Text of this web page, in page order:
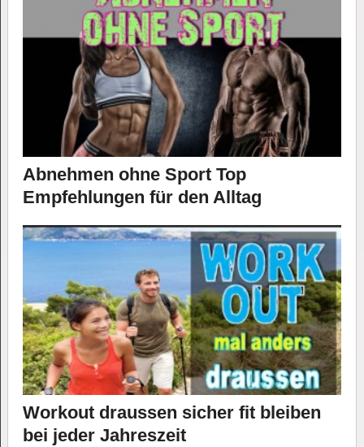
Abnehmen ohne Sport Top
Empfehlungen für den Alltag
Workout draussen sicher fit bleiben
bei jeder Jahreszeit